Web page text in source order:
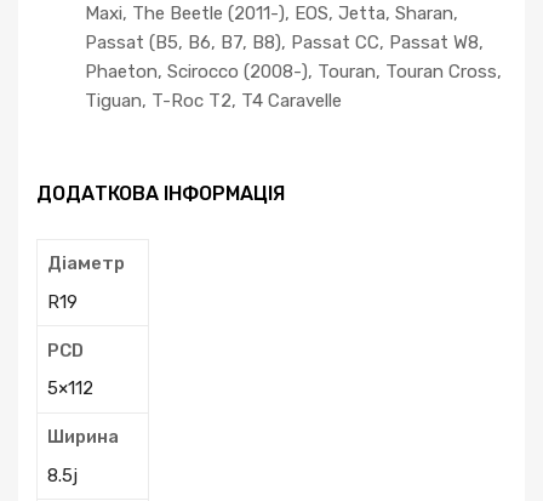
Maxi, The Beetle (2011-), EOS, Jetta, Sharan,
Passat (B5, B6, B7, B8), Passat CC, Passat W8,
Phaeton, Scirocco (2008-), Touran, Touran Cross,
Tiguan, T-Roc T2, T4 Caravelle
ДОДАТКОВА ІНФОРМАЦІЯ
Діаметр
R19
PCD
5×112
Ширина
8.5j